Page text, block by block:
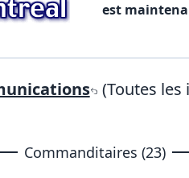
est
(Toutes
Commanditaires (23)
X Fermer Envoyez